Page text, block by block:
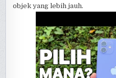
objek yang lebih jauh.